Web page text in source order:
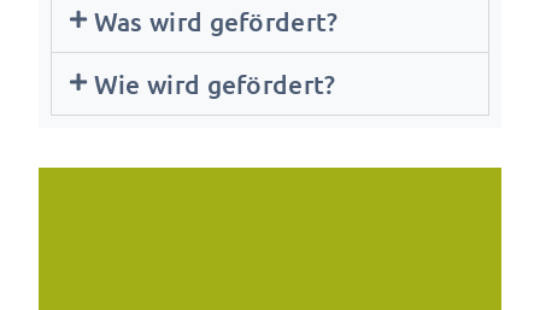
Was wird gefördert?
Wie wird gefördert?